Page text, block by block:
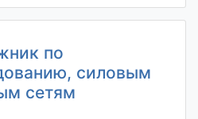
по
силовым
сетям